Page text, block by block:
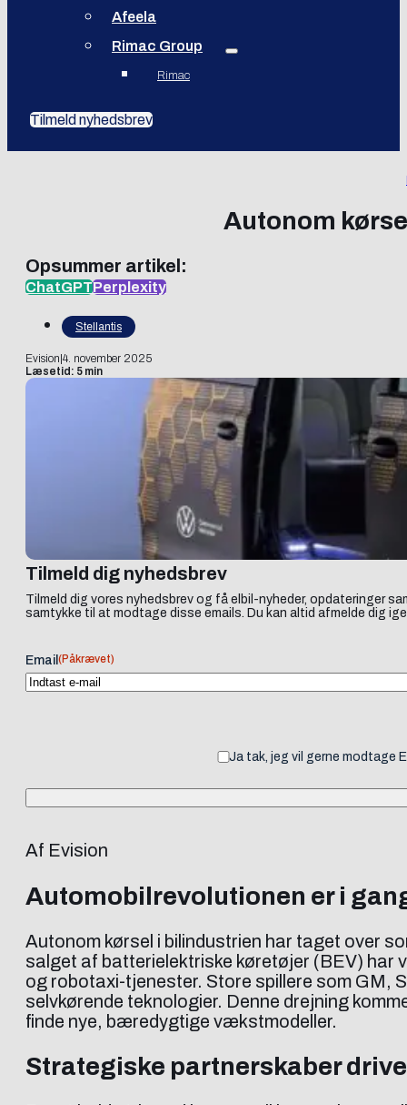
Afeela
Rimac Group
Rimac
Tilmeld nyhedsbrev
Autonom
Opsummer artikel:
ChatGPTPerplexity
Stellantis
Evision 4. november 2025
Læsetid: 5 min
Tilmeld dig nyhedsbrev
Tilmeld dig vores nyhedsbrev og få elbil-nyheder, opdateringer
samtykke til at modtage disse emails. Du kan altid afmelde dig
Email (Påkrævet)
Ja tak, jeg vil gerne modtage
Af Evision
Automobilrevolutionen er i
Autonom kørsel i bilindustrien har taget over
salget af batterielektriske køretøjer (BEV) har
og robotaxi-tjenester. Store spillere som GM,
selvkørende teknologier. Denne drejning
finde nye, bæredygtige vækstmodeller.
Strategiske partnerskaber